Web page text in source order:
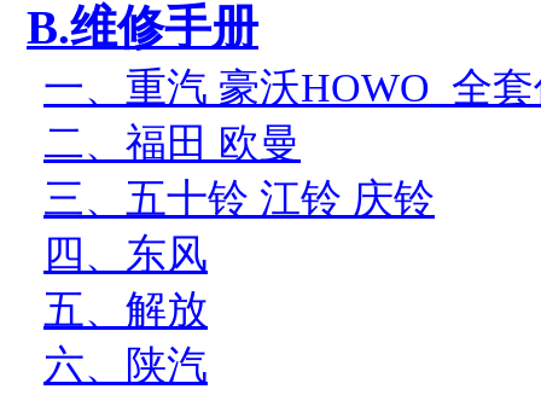
B.维修手册
一、重汽 豪沃HOWO 全
二、福田 欧曼
三、五十铃 江铃 庆铃
四、东风
五、解放
六、陕汽